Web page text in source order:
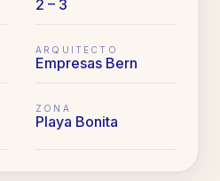
2 – 3
ARQUITECTO
Empresas Bern
ZONA
Playa Bonita